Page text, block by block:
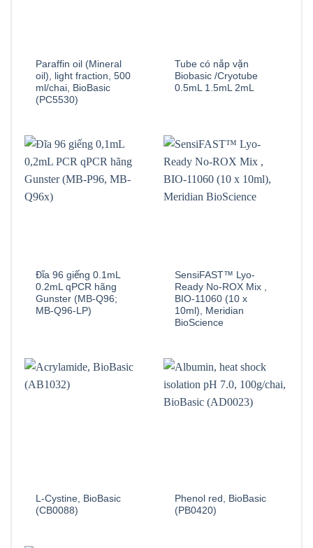
Paraffin oil (Mineral
oil), light fraction, 500
ml/chai, BioBasic
(PC5530)
Tube có nắp vặn
Biobasic /Cryotube
0.5mL 1.5mL 2mL
Đĩa 96 giếng 0.1mL
0.2mL qPCR hãng
Gunster (MB-Q96;
MB-Q96-LP)
SensiFAST™ Lyo-
Ready No-ROX Mix ,
BIO-11060 (10 x
10ml), Meridian
BioScience
L-Cystine, BioBasic
(CB0088)
Phenol red, BioBasic
(PB0420)